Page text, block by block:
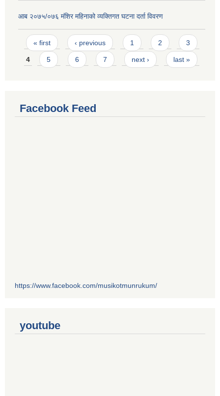
आब २०७५/०७६ मंशिर महिनाको व्यक्तिगत घटना दर्ता विवरण
Pages
« first ‹ previous 1 2 3
4 5 6 7 next › last »
Facebook Feed
https://www.facebook.com/musikotmunrukum/
youtube